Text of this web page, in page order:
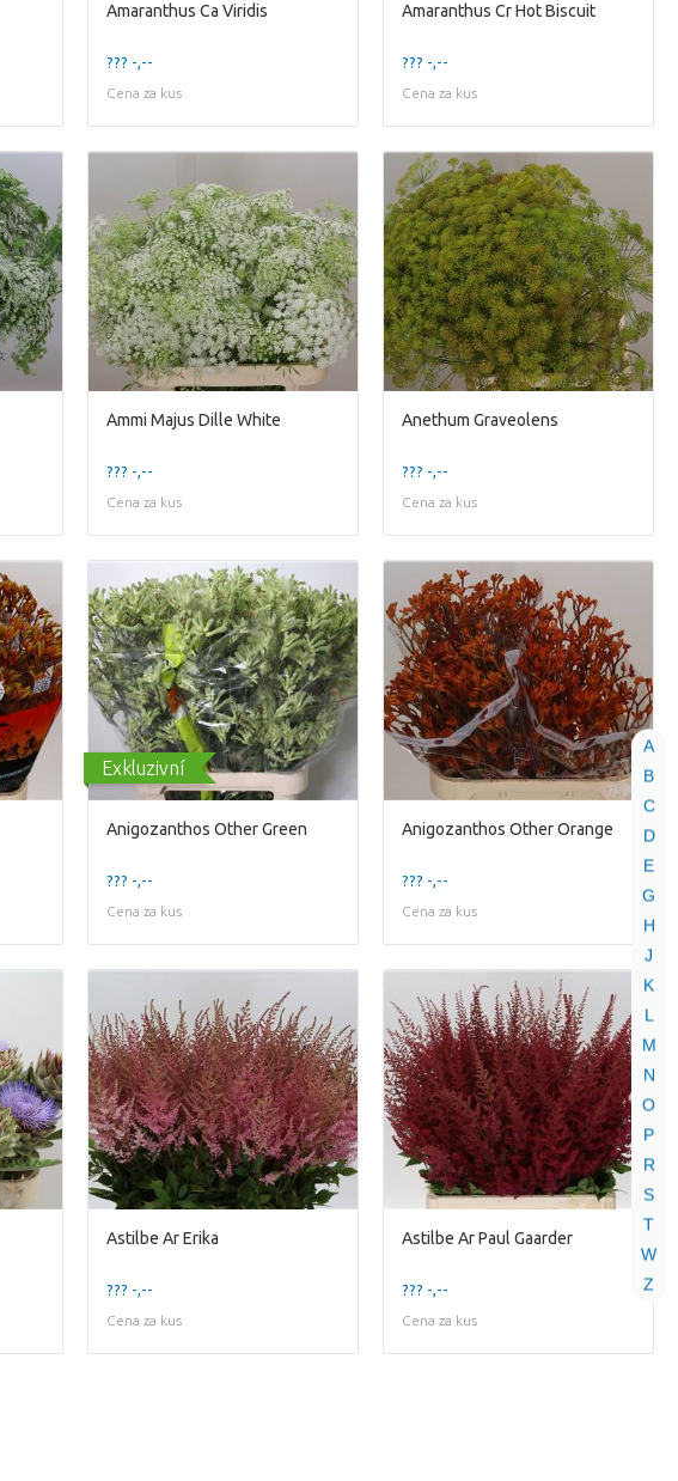
A
B
C
D
E
G
H
J
K
L
M
N
O
P
R
S
T
W
Z
Amaranthus Ca Viridis
??? -,--
Cena za kus
Amaranthus Cr Hot Biscuit
??? -,--
Cena za kus
Ammi Majus Dille White
??? -,--
Cena za kus
Anethum Graveolens
??? -,--
Cena za kus
Exkluzivní
Anigozanthos Other Green
??? -,--
Cena za kus
Anigozanthos Other Orange
??? -,--
Cena za kus
Astilbe Ar Erika
??? -,--
Cena za kus
Astilbe Ar Paul Gaarder
??? -,--
Cena za kus